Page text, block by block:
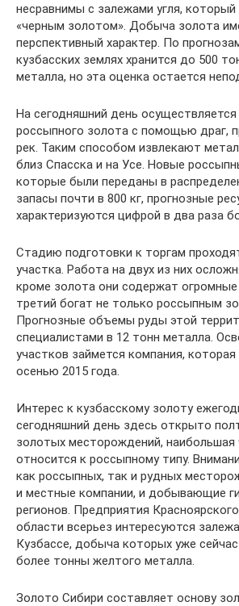
несравнимы с залежами угля,
«черным золотом». Добыча золота
перспективный характер. По
кузбасских землях хранится до 500
металла, но эта оценка остается
На сегодняшний день
россыпного золота с помощью драг,
рек. Таким способом извлекают
близ Спасска и на Усе. Новые
которые были переданы в
запасы почти в 800 кг, прогнозные
характеризуются цифрой в два раза
Стадию подготовки к торгам
участка. Работа на двух из них
кроме золота они содержат огромные
третий богат не только россыпным
Прогнозные объемы руды этой
специалистами в 12 тонн металла.
участков займется компания,
осенью 2015 года.
Интерес к кузбасскому золоту
сегодняшний день здесь открыто
золотых месторождений, наибольшая
относится к россыпному типу.
как россыпных, так и рудных
и местные компании, и добывающие
регионов. Предприятия
области всерьез интересуются
Кузбассе, добыча которых уже
более тонны желтого металла.
Золото Сибири составляет основу